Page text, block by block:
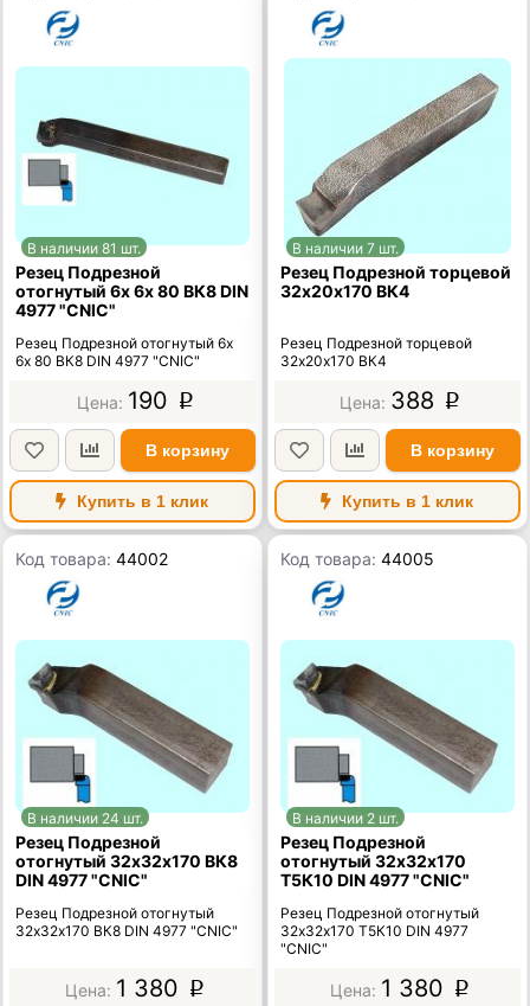
В наличии 81 шт.
Резец Подрезной
отогнутый 6х 6х 80 ВК8 DIN
4977 "CNIC"
Резец Подрезной отогнутый 6х
6х 80 ВК8 DIN 4977 "CNIC"
190 p
В корзину
Купить в 1 клик
В наличии 7 шт.
Резец Подрезной торцевой
32х20х170 ВК4
Резец Подрезной торцевой
32х20х170 ВК4
388 p
В корзину
Купить в 1 клик
Код товара:44002
В наличии 24 шт.
Резец Подрезной
отогнутый 32х32х170 ВК8
DIN 4977 "CNIC"
Резец Подрезной отогнутый
32х32х170 ВК8 DIN 4977 "CNIC"
1 380 p
Код товара:44005
В наличии 2 шт.
Резец Подрезной
отогнутый 32х32х170
Т5К10 DIN 4977 "CNIC"
Резец Подрезной отогнутый
32х32х170 Т5К10 DIN 4977
"CNIC"
1 380 p